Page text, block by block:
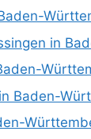
in
Baden-